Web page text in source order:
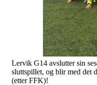
Lervik G14 avslutter sin
sluttspillet, og blir med det
(etter FFK)!